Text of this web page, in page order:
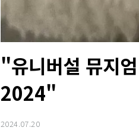
"유니버설 뮤지
2024"
2024.07.20